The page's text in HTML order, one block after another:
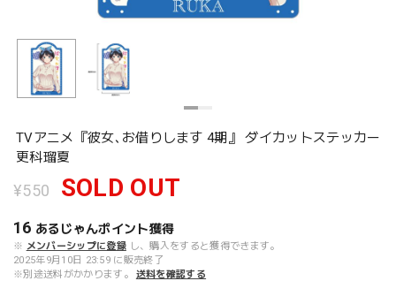
TVアニメ『彼女､お借りします 4期』 ダイカットステッカー
更科瑠夏
¥550 SOLD OUT
16 あるじゃんポイント獲得
※ メンバーシップに登録 し、購入をすると獲得できます。
2025年9月10日 23:59 に販売終了
※別途送料がかかります。
送料を確認する